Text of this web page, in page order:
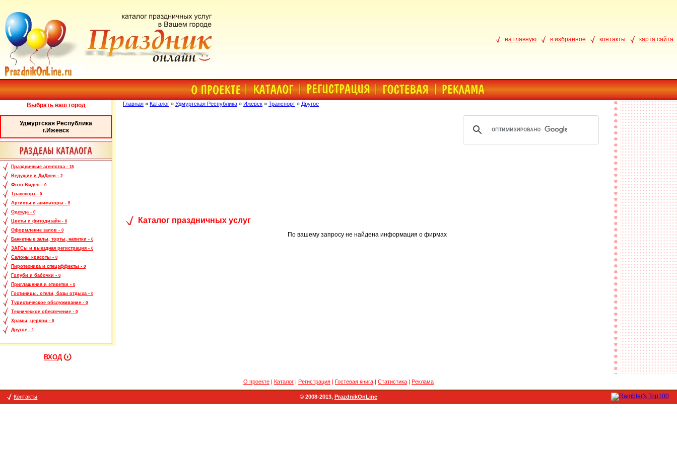
на главную в избранное контакты карта сайта
Выбрать ваш город
Удмуртская Республика
г.Ижевск
Праздничные агентства - 15
Ведущие и ДиДжеи - 2
Фото-Видео - 0
Транспорт - 0
Артисты и аниматоры - 5
Одежда - 0
Цветы и фитодизайн - 0
Оформление залов - 0
Банкетные залы, торты, напитки - 0
ЗАГСы и выездная регистрация - 0
Салоны красоты - 0
Пиротехника и спецэффекты - 0
Голуби и бабочки - 0
Приглашения и этикетки - 0
Гостиницы, отели, базы отдыха - 0
Туристическое обслуживание - 0
Техническое обеспечение - 0
Храмы, церкви - 0
Другое - 1
ВХОД
Главная » Каталог » Удмуртская Республика » Ижевск » Транспорт » Другое
Каталог праздничных услуг
По вашему запросу не найдена информация о фирмах
О проекте Каталог Регистрация Гостевая книга Статистика Реклама
Контакты © 2008-2013, PrazdnikOnLine